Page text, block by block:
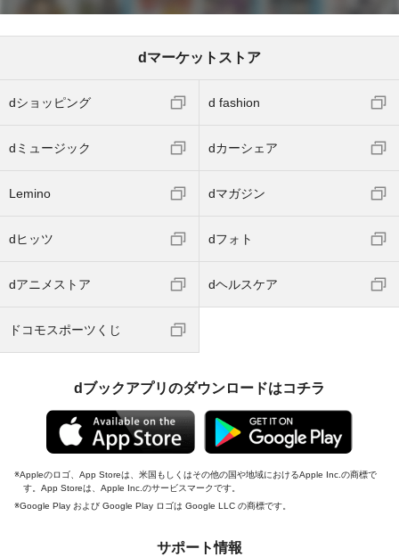
dマーケットストア
dショッピング d fashion
dミュージック dカーシェア
Lemino dマガジン
dヒッツ dフォト
dアニメストア dヘルスケア
ドコモスポーツくじ
dブックアプリのダウンロードはコチラ
Appleのロゴ、App Storeは、米国もしくはその他の国や地域におけるApple Inc.の商標で
す。App Storeは、Apple Inc.のサービスマークです。
Google Play および Google Play ロゴは Google LLC の商標です。
サポート情報